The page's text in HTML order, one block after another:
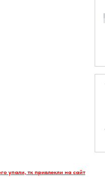
упали, тк привлекли на сайт